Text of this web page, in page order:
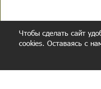
Чтобы сделать сайт
cookies. Оставаясь с